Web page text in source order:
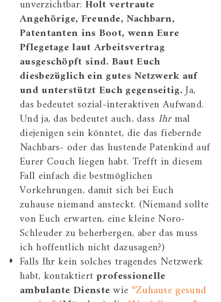
unverzichtbar: Holt vertraute
Angehörige, Freunde, Nachbarn,
Patentanten ins Boot, wenn Eure
Pflegetage laut Arbeitsvertrag
ausgeschöpft sind. Baut Euch
diesbezüglich ein gutes Netzwerk auf
und unterstützt Euch gegenseitig.Ja,
das bedeutet sozial-interaktiven Aufwand.
Und ja, das bedeutet auch, dass Ihrmal
diejenigen sein könntet, die das fiebernde
Nachbars- oder das hustende Patenkind auf
Eurer Couch liegen habt. Trefft in diesem
Fall einfach die bestmöglichen
Vorkehrungen, damit sich bei Euch
zuhause niemand ansteckt. (Niemand sollte
von Euch erwarten, eine kleine Noro-
Schleuder zu beherbergen, aber das muss
ich hoffentlich nicht dazusagen?)
Falls Ihr kein solches tragendes Netzwerk
habt, kontaktiertprofessionelle
ambulante Dienstewie “Zuhause gesund